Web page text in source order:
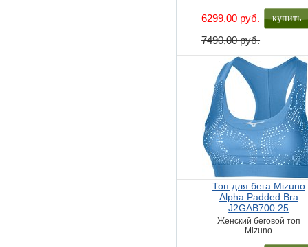
6299,00 руб.
7490,00 руб.
купить
Топ для бега Mizuno
Alpha Padded Bra
J2GAB700 25
Женский беговой топ
Mizuno